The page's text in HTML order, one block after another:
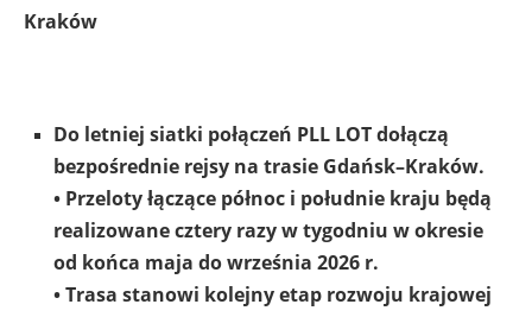
Kraków
Do letniej siatki połączeń PLL LOT dołączą
bezpośrednie rejsy na trasie Gdańsk–Kraków.
• Przeloty łączące północ i południe kraju będą
realizowane cztery razy w tygodniu w okresie
od końca maja do września 2026 r.
• Trasa stanowi kolejny etap rozwoju krajowej